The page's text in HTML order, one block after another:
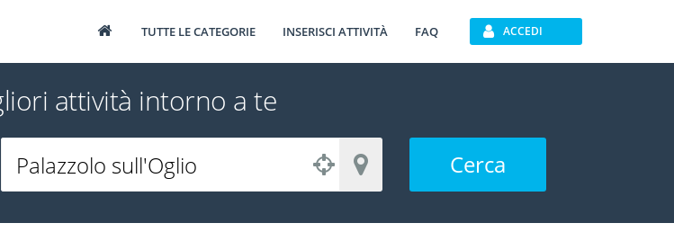
TUTTE LE CATEGORIE INSERISCI ATTIVITÀ FAQ ACCEDI
attività intorno a te
Cerca